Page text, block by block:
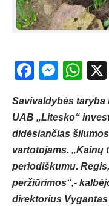
Savivaldybės taryba
UAB „Litesko“
didėsiančias
vartotojams. „Kainų
periodiškumu.
peržiūrimos“,-
direktorius